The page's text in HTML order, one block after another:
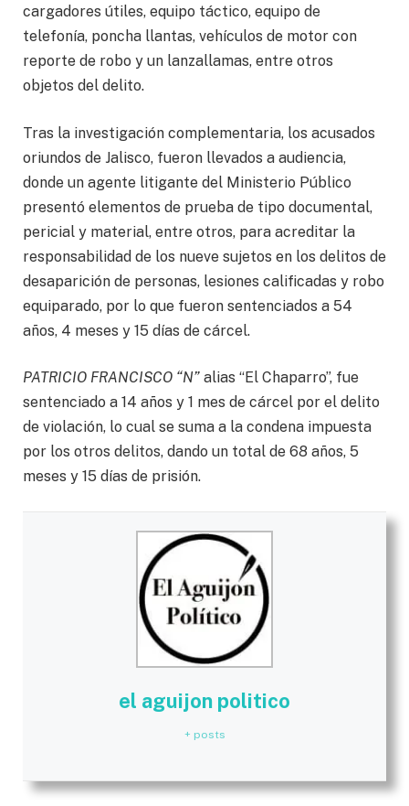
cargadores útiles, equipo táctico, equipo de
telefonía, poncha llantas, vehículos de motor con
reporte de robo y un lanzallamas, entre otros
objetos del delito.
Tras la investigación complementaria, los acusados
oriundos de Jalisco, fueron llevados a audiencia,
donde un agente litigante del Ministerio Público
presentó elementos de prueba de tipo documental,
pericial y material, entre otros, para acreditar la
responsabilidad de los nueve sujetos en los delitos de
desaparición de personas, lesiones calificadas y robo
equiparado, por lo que fueron sentenciados a 54
años, 4 meses y 15 días de cárcel.
PATRICIO FRANCISCO “N” alias “El Chaparro”, fue
sentenciado a 14 años y 1 mes de cárcel por el delito
de violación, lo cual se suma a la condena impuesta
por los otros delitos, dando un total de 68 años, 5
meses y 15 días de prisión.
el aguijon politico
+ posts